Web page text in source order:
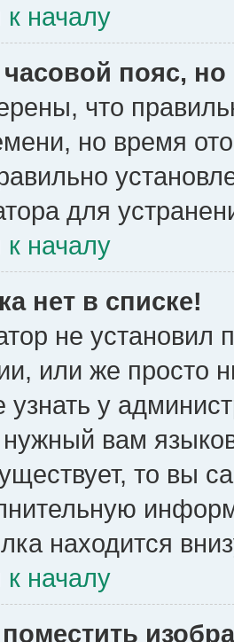
к началу
пояс,
что
но время
для
к началу
нет в списке!
не установил
или же просто
узнать у
вам
то вы
находится
к началу
поместить